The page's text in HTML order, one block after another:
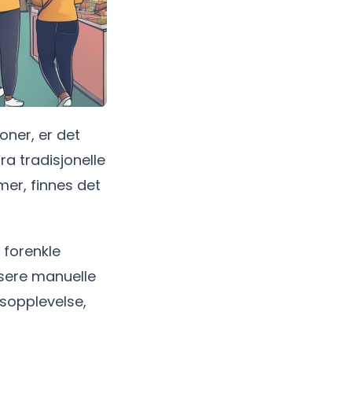
er det
tradisjonelle
finnes det
manuelle